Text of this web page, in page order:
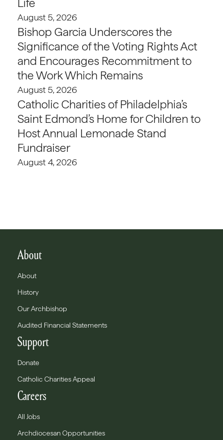
Life
August 5, 2026
Bishop Garcia Underscores the
Significance of the Voting Rights Act
and Encourages Recommitment to
the Work Which Remains
August 5, 2026
Catholic Charities of Philadelphia’s
Saint Edmond’s Home for Children to
Host Annual Lemonade Stand
Fundraiser
August 4, 2026
About
About
History
Our Archbishop
Audited Financial Statements
Support
Donate
Catholic Charities Appeal
Careers
All Jobs
Archdiocesan Opportunities